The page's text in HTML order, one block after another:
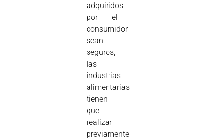
adquiridos
por el
consumidor
sean
seguros,
las
industrias
alimentarias
tienen
que
realizar
previamente